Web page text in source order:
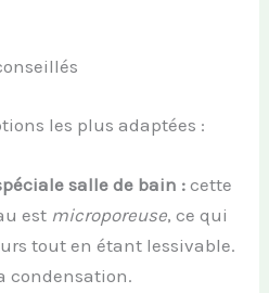
les plus adaptées :
salle de bain :cette
est microporeuse, ce qui
tout en étant lessivable.
condensation.